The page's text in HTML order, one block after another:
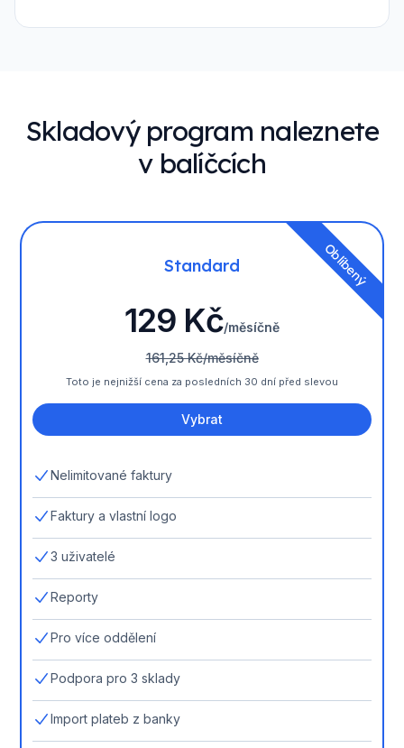
Skladový program naleznete
v balíčcích
Oblíbený
Standard
129 Kč/měsíčně
161,25 Kč/měsíčně
Toto je nejnižší cena za posledních 30 dní před slevou
Vybrat
Nelimitované faktury
Faktury a vlastní logo
3 uživatelé
Reporty
Pro více oddělení
Podpora pro 3 sklady
Import plateb z banky